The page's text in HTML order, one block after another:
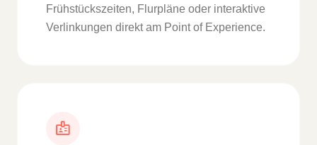
Frühstückszeiten, Flurpläne oder interaktive
Verlinkungen direkt am Point of Experience.
badge